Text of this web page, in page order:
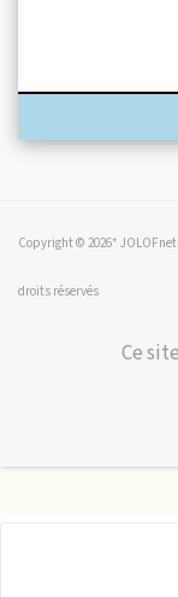
Copyright © 2026*
droits réservés
Ce